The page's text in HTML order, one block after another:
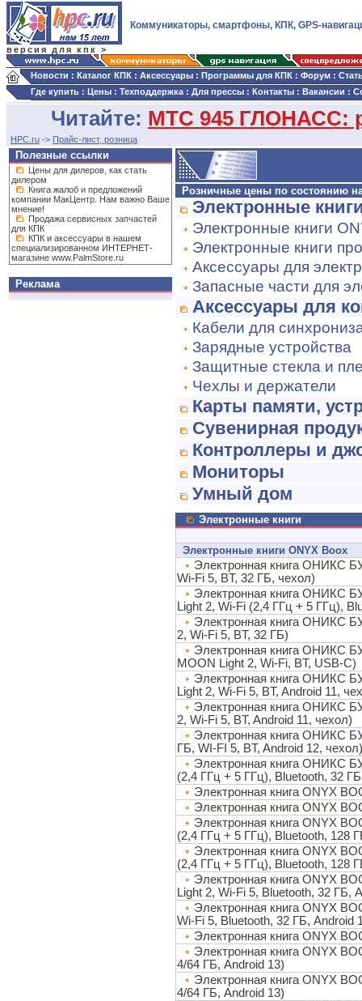
версия для кпк >
Коммуникаторы, смартфоны, КПК, GPS-
Новости : Каталог КПК : Аксессуары : Программы для КПК : Форум :
Где купить : Цены : Техподдержка : Для прессы : Контакты : Вакансии :
Читайте: МТС 945 ГЛОНАСС:
HPC.ru -> Прайс-лист, розница
Полезные ссылки
Цены для дилеров, как стать
дилером
Книга жалоб и предложений
компании МакЦентр. Нам важно Ваше
мнение!
Продажа сервисных запчастей
для КПК
КПК и аксессуары в нашем
специализированном ИНТЕРНЕТ-
магазине www.PalmStore.ru
Реклама
Розничные цены по состоянию на
Электронные
Электронные книги
Электронные книги
Аксессуары для
Запасные части для
Аксессуары для
Кабели для
Зарядные устройства
Защитные стекла и
Чехлы и держатели
Карты памяти,
Сувенирная
Контроллеры и
Мониторы
Умный дом
Электронные книги
Электронные книги ONYX Boox
Электронная книга ОНИКС
Wi-Fi 5, BT, 32 ГБ, чехол)
Электронная книга ОНИКС
Light 2, Wi-Fi (2,4 ГГц + 5 ГГц),
Электронная книга ОНИКС
2, Wi-Fi 5, BT, 32 ГБ)
Электронная книга ОНИКС
MOON Light 2, Wi-Fi, BT, USB-C)
Электронная книга ОНИКС
Light 2, Wi-Fi 5, BT, Android 11,
Электронная книга ОНИКС
2, Wi-Fi 5, BT, Android 11, чехол)
Электронная книга ОНИКС
ГБ, WI-FI 5, BT, Android 12, чехол)
Электронная книга ОНИКС
(2,4 ГГц + 5 ГГц), Bluetooth, 32
Электронная книга ONYX
Электронная книга ONYX
Электронная книга ONYX
(2,4 ГГц + 5 ГГц), Bluetooth, 128
Электронная книга ONYX
(2,4 ГГц + 5 ГГц), Bluetooth, 128
Электронная книга ONYX
Light 2, Wi-Fi 5, Bluetooth, 32 ГБ,
Электронная книга ONYX
Wi-Fi 5, Bluetooth, 32 ГБ, Android
Электронная книга ONYX
Электронная книга ONYX
4/64 ГБ, Android 13)
Электронная книга ONYX
4/64 ГБ, Android 13)